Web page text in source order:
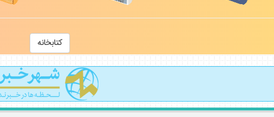
كتابخانه